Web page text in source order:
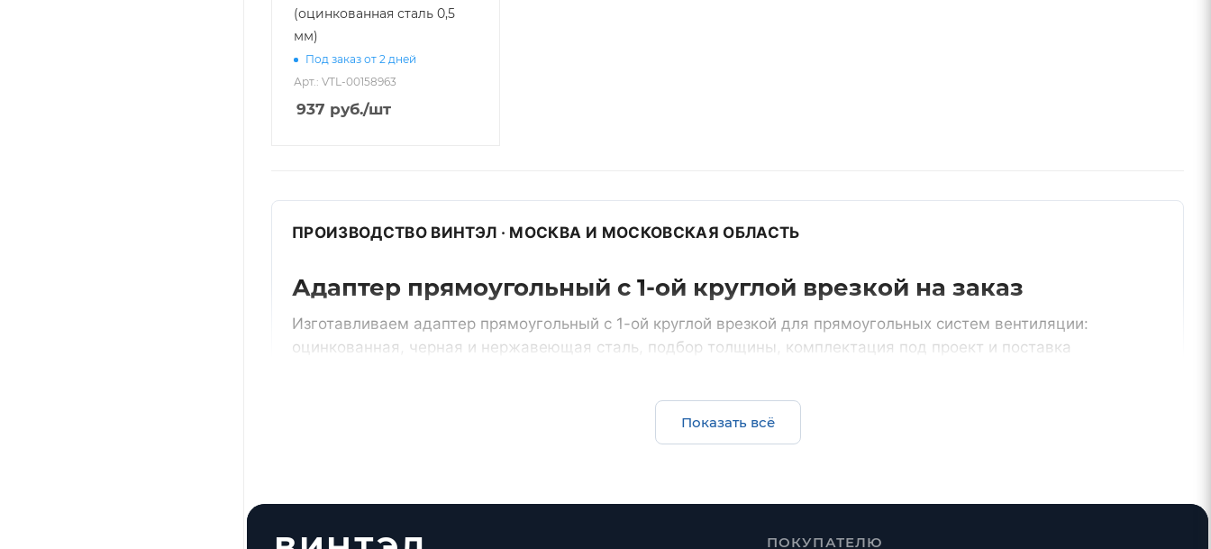
(оцинкованная сталь 0,5
мм)
Под заказ от 2 дней
Арт.: VTL-00158963
937 руб./шт
ПРОИЗВОДСТВО ВИНТЭЛ · МОСКВА И МОСКОВСКАЯ ОБЛАСТЬ
Адаптер прямоугольный с 1-ой круглой врезкой на заказ
Изготавливаем адаптер прямоугольный с 1-ой круглой врезкой для прямоугольных систем вентиляции:
оцинкованная, черная и нержавеющая сталь, подбор толщины, комплектация под проект и поставка
Все прямоугольные воздуховоды
типовые позиции и нестандарт по
воздуховоды, фасонные части,
контроль геометрии и сроков
Показать всё
ПОКУПАТЕЛЮ